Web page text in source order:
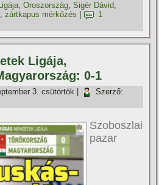
,Oroszország,Sigér Dávid,
,zártkapus mérkőzés
1
Ligája,
0-1
3. csütörtök
Szerző:
Szoboszlai
pazar